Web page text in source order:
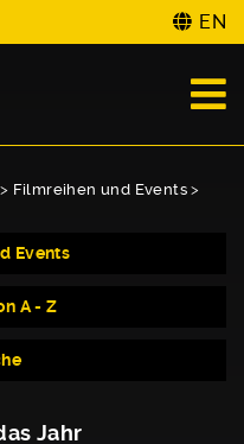
EN
> Filmreihen und Events >
Events
A - Z
Jahr